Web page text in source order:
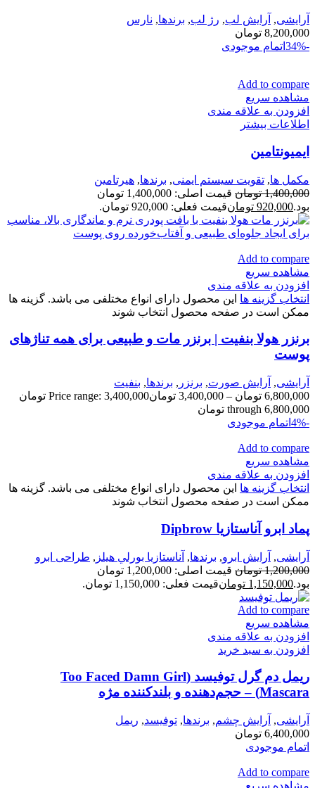
آرایشی, آرايش لب, رژ لب, برندها, نارس
8,200,000 تومان
-34%
اتمام موجودی
Add to compare
مشاهده سریع
افزودن به علاقه مندی
اطلاعات بیشتر
ایمیونتامین
مكمل ها, تقویت سیستم ایمنی, برندها, هیرتامین
1,400,000 تومان
قیمت اصلی: 1,400,000 تومان
بود.920,000 تومانقیمت فعلی: 920,000 تومان.
Add to compare
مشاهده سریع
افزودن به علاقه مندی
انتخاب گزینه ها این محصول دارای انواع مختلفی می باشد. گزینه ها
ممکن است در صفحه محصول انتخاب شوند
برنزر هولا بنفیت | برنزر مات و طبیعی برای همه تناژهای
پوست
آرایشی, آرايش صورت, برنزر , برندها, بنفيت
6,800,000 تومان –
3,400,000 تومان
Price range: 3,400,000 تومان
through 6,800,000 تومان
-4%
اتمام موجودی
Add to compare
مشاهده سریع
افزودن به علاقه مندی
انتخاب گزینه ها این محصول دارای انواع مختلفی می باشد. گزینه ها
ممکن است در صفحه محصول انتخاب شوند
پماد ابرو آناستازيا Dipbrow
آرایشی, آرايش ابرو, برندها, آناستازيا بورلي هيلز , طراحی ابرو
1,200,000 تومان
قیمت اصلی: 1,200,000 تومان
بود.1,150,000 تومانقیمت فعلی: 1,150,000 تومان.
Add to compare
مشاهده سریع
افزودن به علاقه مندی
افزودن به سبد خرید
ریمل دم گرل توفیسد (Too Faced Damn Girl
Mascara) – حجم‌دهنده و بلندکننده مژه
آرایشی, آرايش چشم, برندها, توفيسد, ريمل
6,400,000 تومان
اتمام موجودی
Add to compare
مشاهده سریع